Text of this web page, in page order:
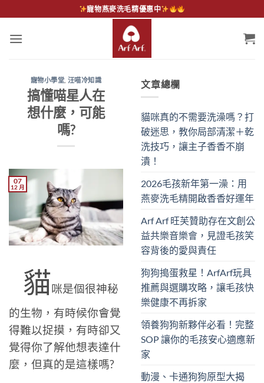
to
content
寵物燕麥洗毛精優惠中
寵物小學堂 汪喵冷知識
搞懂喵星人在
想什麼，可能
嗎?
07
12 月
貓咪是個很神秘
的生物，有時候你會覺
得難以捉摸，有時卻又
覺得你了解他想表達什
麼，但真的是這樣嗎?
文章總欄
貓咪真的不需要洗澡嗎？打
破迷思，教你局部清潔＋乾
洗技巧，讓主子香香不崩
潰！
2026毛孩新年第一澡：用
燕麥洗毛精開啟香香好運年
Arf Arf 旺芙贊助存在文創公
益共樂音樂會，見證毛孩笑
容背後的愛與責任
狗狗搗蛋救星！ArfArf玩具
推薦與選購攻略，讓毛孩快
樂健康不再拆家
領養狗狗新夥伴必看！完整
SOP 讓你的毛孩安心適應新
家
動漫、卡通狗狗原型大揭